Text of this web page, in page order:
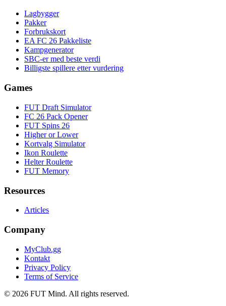
Lagbygger
Pakker
Forbrukskort
EA FC 26 Pakkeliste
Kampgenerator
SBC-er med beste verdi
Billigste spillere etter vurdering
Games
FUT Draft Simulator
FC 26 Pack Opener
FUT Spins 26
Higher or Lower
Kortvalg Simulator
Ikon Roulette
Helter Roulette
FUT Memory
Resources
Articles
Company
MyClub.gg
Kontakt
Privacy Policy
Terms of Service
© 2026 FUT Mind. All rights reserved.